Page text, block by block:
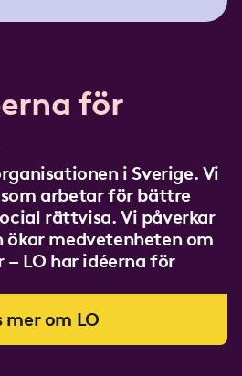
för
i Sverige. Vi
arbetar för bättre
rättvisa. Vi påverkar
medvetenheten om
LO har idéerna för
mer om LO